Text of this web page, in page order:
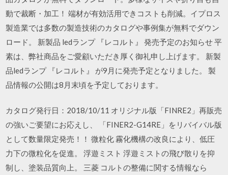
動で裁断・加工！ 端材が有効活用できコストも削減。イプロス
製造業では多数の製造技術のカタログや事例集が無料でダウン
ロード。 新製品 ledランプ 『レコルト』 発売予定のお知らせ 平
素は、弊社商品をご愛顧いただき厚く御礼申し上げます。 新製
品ledランプ 『レコルト』 が9月に発売予定となりました。 製
品情報の公開は8月末頃を予定しております。
カタログ発行日：2018/10/11 オリジナル版「FINRE2」再販売
の強いご要望にお応えし、 「FINER2-G14RE」をリバイバル版
として数量限定発売！！ 微粒化 霧化機構の改良により、低圧
力下の微粒化を促進。 浮遊ミスト 浮遊ミストの飛び散りを抑
制し、塗装品質向上。 三菱 コルトの整備に関する情報なら